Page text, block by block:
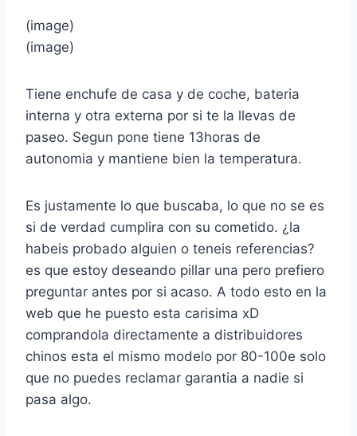
(image)
(image)
Tiene enchufe de casa y de coche, bateria
interna y otra externa por si te la llevas de
paseo. Segun pone tiene 13horas de
autonomia y mantiene bien la temperatura.
Es justamente lo que buscaba, lo que no se es
si de verdad cumplira con su cometido. ¿la
habeis probado alguien o teneis referencias?
es que estoy deseando pillar una pero prefiero
preguntar antes por si acaso. A todo esto en la
web que he puesto esta carisima xD
comprandola directamente a distribuidores
chinos esta el mismo modelo por 80-100e solo
que no puedes reclamar garantia a nadie si
pasa algo.